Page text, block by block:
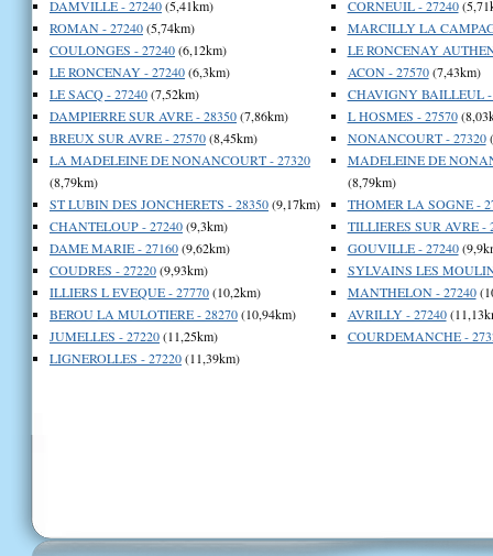
DAMVILLE - 27240(5,41km)
ROMAN - 27240(5,74km)
COULONGES - 27240(6,12km)
LE RONCENAY - 27240(6,3km)
LE SACQ - 27240(7,52km)
DAMPIERRE SUR AVRE - 28350(7,86km)
BREUX SUR AVRE - 27570(8,45km)
LA MADELEINE DE NONANCOURT - 27320
(8,79km)
ST LUBIN DES JONCHERETS - 28350(9,17km)
CHANTELOUP - 27240(9,3km)
DAME MARIE - 27160(9,62km)
COUDRES - 27220(9,93km)
ILLIERS L EVEQUE - 27770(10,2km)
BEROU LA MULOTIERE - 28270(10,94km)
JUMELLES - 27220(11,25km)
LIGNEROLLES - 27220(11,39km)
CORNEUIL - 27240
MARCILLY LA
LE RONCENAY
ACON - 27570(7,43km)
CHAVIGNY BAILLEUL -
L HOSMES - 27570
NONANCOURT - 27320
MADELEINE DE
(8,79km)
THOMER LA SOGNE -
TILLIERES SUR AVRE -
GOUVILLE - 27240
SYLVAINS LES
MANTHELON - 27240
AVRILLY - 27240
COURDEMANCHE -